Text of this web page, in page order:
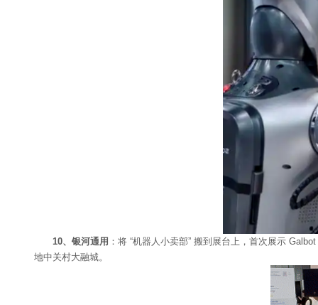
10、银河通用 ：将 “机器人小卖部” 搬到展台上，首次展示
地中关村大融城。